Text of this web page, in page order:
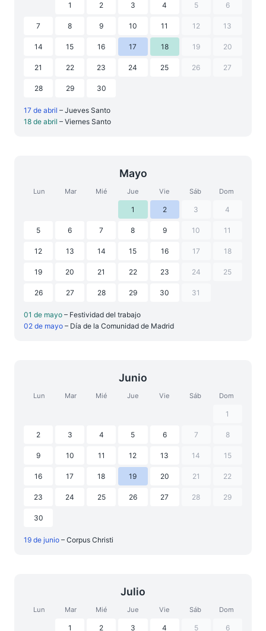
1 2 3 4 5 6
7 8 9 10 11 12 13
14 15 16 17 18 19 20
21 22 23 24 25 26 27
28 29 30
17 de abril – Jueves Santo
18 de abril – Viernes Santo
Mayo
Lun Mar Mié Jue Vie Sáb Dom
1 2 3 4
5 6 7 8 9 10 11
12 13 14 15 16 17 18
19 20 21 22 23 24 25
26 27 28 29 30 31
01 de mayo – Festividad del trabajo
02 de mayo – Día de la Comunidad de Madrid
Junio
Lun Mar Mié Jue Vie Sáb Dom
1
2 3 4 5 6 7 8
9 10 11 12 13 14 15
16 17 18 19 20 21 22
23 24 25 26 27 28 29
30
19 de junio – Corpus Christi
Julio
Lun Mar Mié Jue Vie Sáb Dom
1 2 3 4 5 6